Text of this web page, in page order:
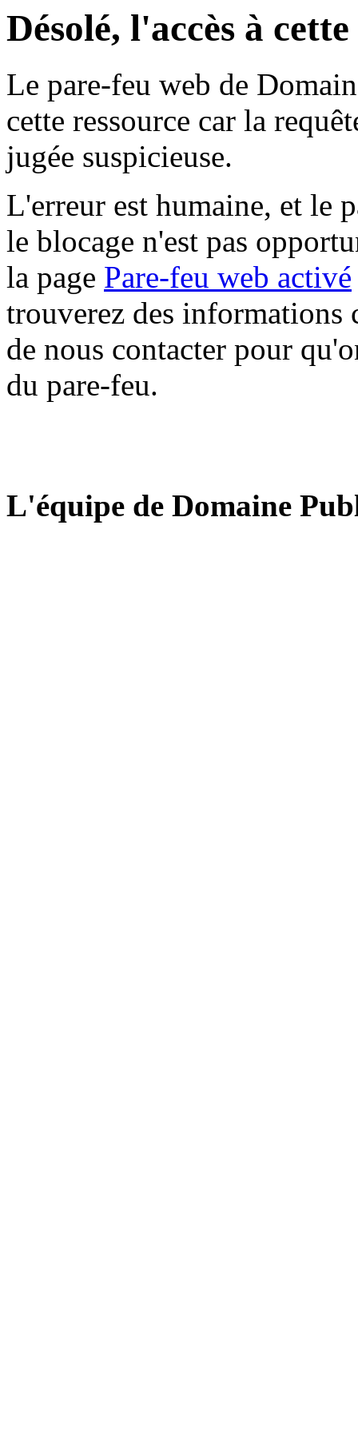
Désolé, l'accès à
Le pare-feu web de
cette ressource car la
jugée suspicieuse.
L'erreur est humaine, et le
le blocage n'est pas
la page Pare-feu web activé
trouverez des informations
de nous contacter pour
du pare-feu.
L'équipe de Domaine